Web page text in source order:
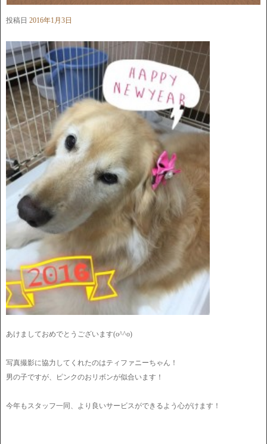
投稿日 2016年1月3日
あけましておめでとうございます(o^^o)
写真撮影に協力してくれたのはティファニーちゃん！
男の子ですが、ピンクのおリボンが似合います！
今年もスタッフ一同、より良いサービスができるよう心がけます！